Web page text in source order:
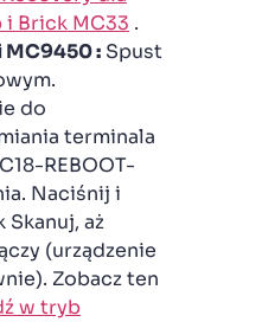
i Brick MC33 .
MC9450: Spust
do
terminala
REBOOT-
Naciśnij i
aż
(urządzenie
Zobacz ten
w tryb